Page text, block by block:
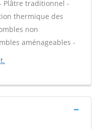
Plâtre traditionnel -
thermique des
non
aménageables -